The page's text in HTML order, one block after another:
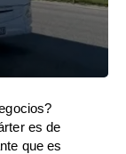
es de
que es